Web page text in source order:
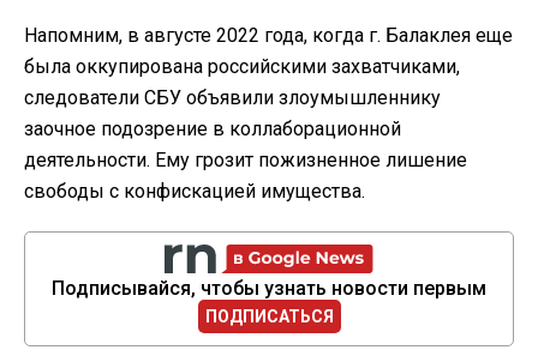
Напомним, в августе 2022 года, когда г. Балаклея еще
была оккупирована российскими захватчиками,
следователи СБУ объявили злоумышленнику
заочное подозрение в коллаборационной
деятельности. Ему грозит пожизненное лишение
свободы с конфискацией имущества.
Подписывайся, чтобы узнать новости первым
ПОДПИСАТЬСЯ